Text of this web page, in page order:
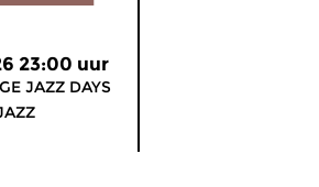
23:00 uur
JAZZ DAYS